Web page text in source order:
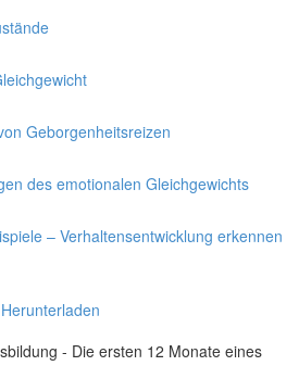
Geborgenheitsreizen
des emotionalen Gleichgewichts
– Verhaltensentwicklung erkennen
- Die ersten 12 Monate eines